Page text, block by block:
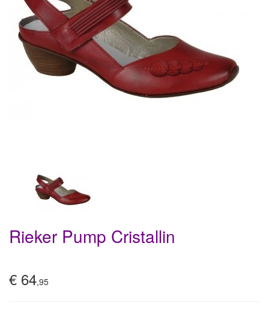
Rieker Pump Cristallin
€ 64,95